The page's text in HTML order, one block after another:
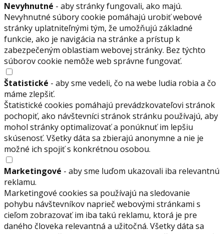
Nevyhnutné - aby stránky fungovali, ako majú.
Nevyhnutné súbory cookie pomáhajú urobiť webové
stránky uplatniteľnými tým, že umožňujú základné
funkcie, ako je navigácia na stránke a prístup k
zabezpečeným oblastiam webovej stránky. Bez týchto
súborov cookie nemôže web správne fungovať.
Štatistické - aby sme vedeli, čo na webe ludia robia a čo
máme zlepšiť.
Štatistické cookies pomáhajú prevádzkovateľovi stránok
pochopiť, ako návštevníci stránok stránku používajú, aby
mohol stránky optimalizovať a ponúknuť im lepšiu
skúsenosť. Všetky dáta sa zbierajú anonymne a nie je
možné ich spojiť s konkrétnou osobou.
Marketingové - aby sme luďom ukazovali iba relevantnú
reklamu.
Marketingové cookies sa používajú na sledovanie
pohybu návštevníkov naprieč webovými stránkami s
cieľom zobrazovať im iba takú reklamu, ktorá je pre
daného človeka relevantná a užitočná. Všetky dáta sa